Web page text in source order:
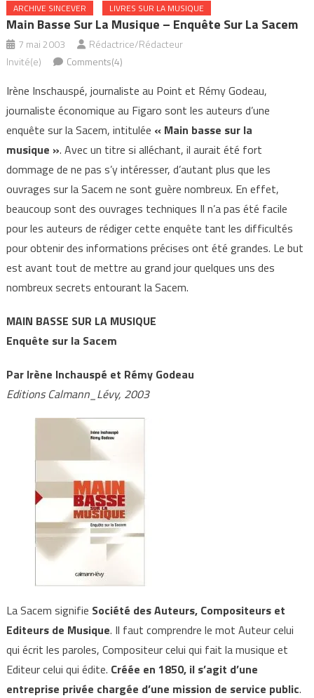
ARCHIVE SINCEVER LIVRES SUR LA MUSIQUE
Main Basse Sur La Musique – Enquête Sur La Sacem
7 mai 2003
Rédactrice/Rédacteur
Invité(e)
Comments(4)
Irène Inschauspé, journaliste au Point et Rémy Godeau,
journaliste économique au Figaro sont les auteurs d’une
enquête sur la Sacem, intitulée « Main basse sur la
musique ». Avec un titre si alléchant, il aurait été fort
dommage de ne pas s’y intéresser, d’autant plus que les
ouvrages sur la Sacem ne sont guère nombreux. En effet,
beaucoup sont des ouvrages techniques Il n’a pas été facile
pour les auteurs de rédiger cette enquête tant les difficultés
pour obtenir des informations précises ont été grandes. Le but
est avant tout de mettre au grand jour quelques uns des
nombreux secrets entourant la Sacem.
MAIN BASSE SUR LA MUSIQUE
Enquête sur la Sacem
Par Irène Inchauspé et Rémy Godeau
Editions Calmann_Lévy, 2003
La Sacem signifie Société des Auteurs, Compositeurs et
Editeurs de Musique. Il faut comprendre le mot Auteur celui
qui écrit les paroles, Compositeur celui qui fait la musique et
Editeur celui qui édite. Créée en 1850, il s’agit d’une
entreprise privée chargée d’une mission de service public.